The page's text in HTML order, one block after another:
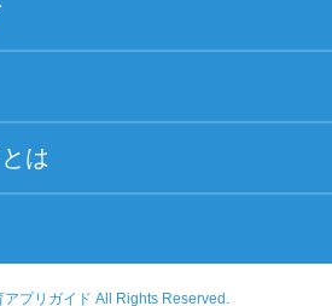
は
プリガイド All Rights Reserved.